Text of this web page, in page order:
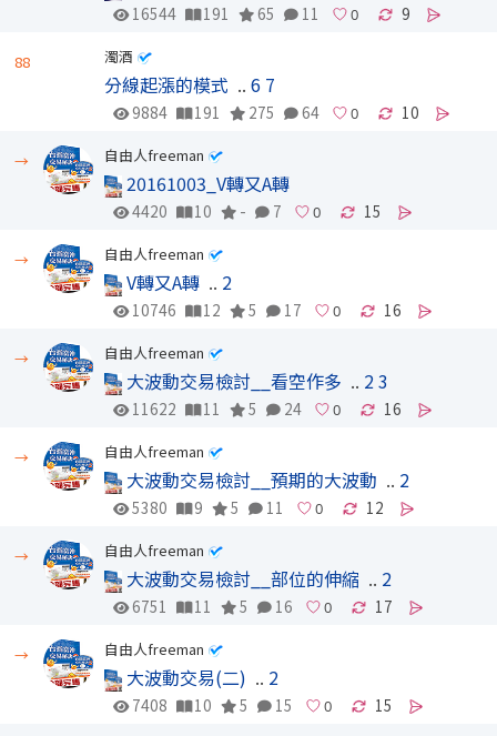
16544 191 65 11 9
88 濁酒
分線起漲的模式 ..6 7
9884 191 275 64 10
→ 自由人freeman
20161003_V轉又A轉
4420 10 - 7 15
→ 自由人freeman
V轉又A轉 .. 2
10746 12 5 17 16
→ 自由人freeman
大波動交易檢討__看空作多 .. 23
11622 11 5 24 16
→ 自由人freeman
大波動交易檢討__預期的大波動 .. 2
5380 9 5 11 12
→ 自由人freeman
大波動交易檢討__部位的伸縮 .. 2
6751 11 5 16 17
→ 自由人freeman
大波動交易(二) .. 2
7408 10 5 15 15